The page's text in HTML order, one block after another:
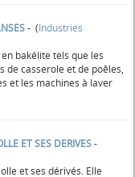
- (Industries
bakélite tels que les
de casserole et de poêles,
et les machines à laver
ET SES DERIVES-
et ses dérivés. Elle